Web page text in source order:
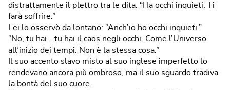
distrattamente il plettro tra le dita. “Ha occhi inquieti. Ti
farà soffrire.”
Lei lo osservò da lontano: “Anch’io ho occhi inquieti.”
“No, tu hai… tu hai il caos negli occhi. Come l’Universo
all’inizio dei tempi. Non è la stessa cosa.”
Il suo accento slavo misto al suo inglese imperfetto lo
rendevano ancora più ombroso, ma il suo sguardo tradiva
la bontà del suo cuore.